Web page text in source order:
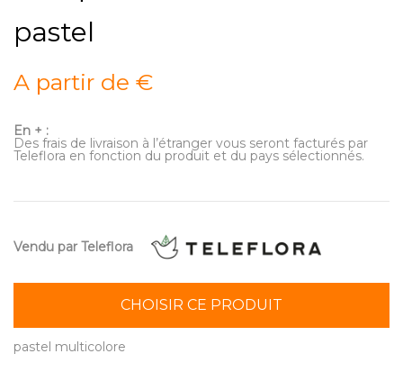
pastel
A partir de €
En + :
Des frais de livraison à l’étranger vous seront facturés par
Teleflora en fonction du produit et du pays sélectionnés.
Vendu par Teleflora
CHOISIR CE PRODUIT
pastel multicolore